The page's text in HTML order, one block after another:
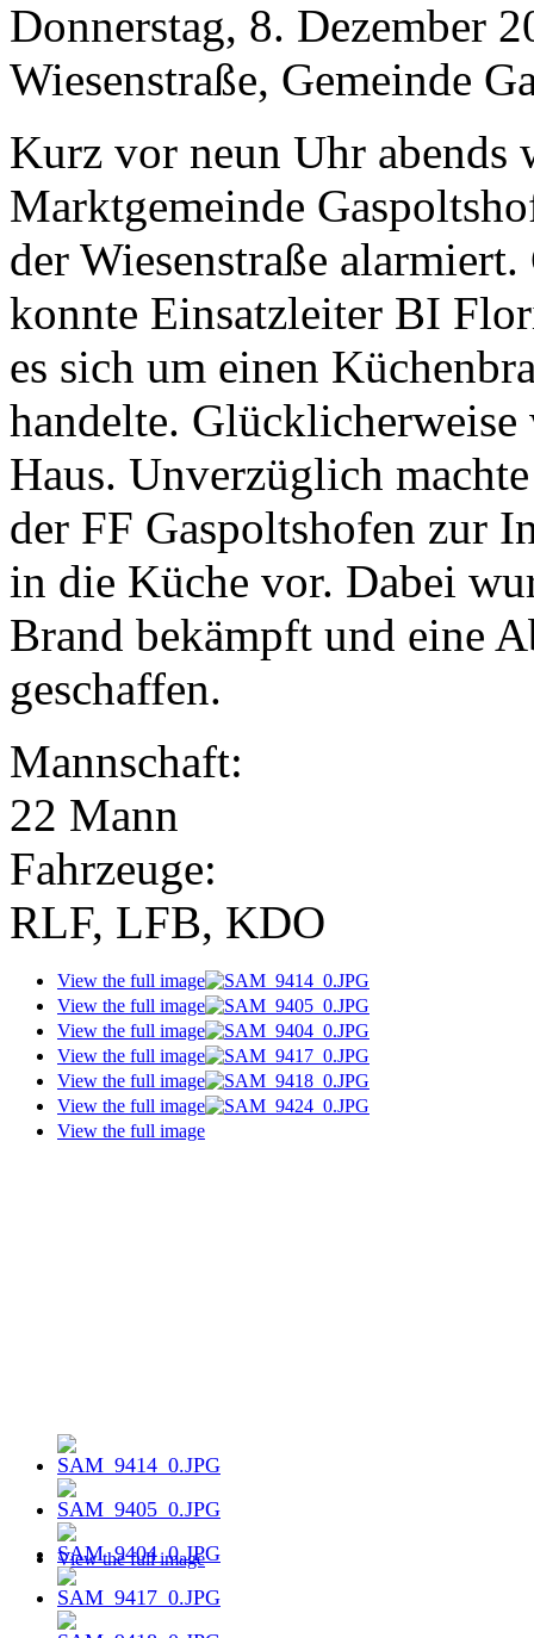
Donnerstag, 8. Dezember
Wiesenstraße, Gemeinde
Kurz vor neun Uhr abends
Marktgemeinde
der Wiesenstraße
konnte Einsatzleiter BI
es sich um einen
handelte. Glücklicherweise
Haus. Unverzüglich
der FF Gaspoltshofen zur
in die Küche vor. Dabei
Brand bekämpft und eine
geschaffen.
Mannschaft:
22 Mann
Fahrzeuge:
RLF, LFB, KDO
View the full image
View the full image
View the full image
View the full image
View the full image
View the full image
View the full image